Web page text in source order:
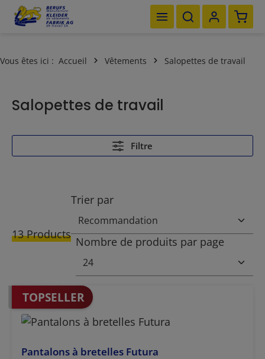
Passer au contenu principal Le
Vous êtes ici : Accueil Vêtements Salopettes de travail
Salopettes de travail
Filtre
13 Products
Trier par
Nombre de produits par page
TOPSELLER
Pantalons à bretelles Futura